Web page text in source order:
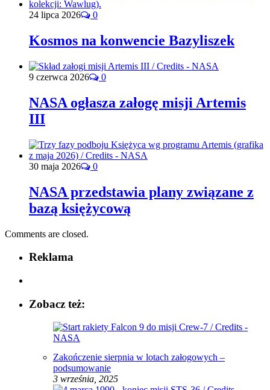
24 lipca 2026 0
Kosmos na konwencie Bazyliszek
9 czerwca 2026 0
NASA ogłasza załogę misji Artemis
III
30 maja 2026 0
NASA przedstawia plany związane z
bazą księżycową
Comments are closed.
Reklama
Zobacz też:
Zakończenie sierpnia w lotach załogowych –
podsumowanie
3 września, 2025